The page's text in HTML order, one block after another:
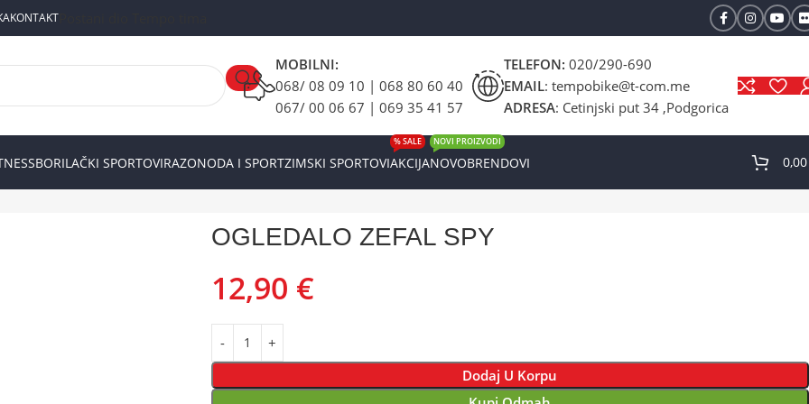
KONTAKT
MOBILNI:
068/ 08 09 10 | 068 80 60 40
067/ 00 06 67 | 069 35 41 57
TELEFON: 020/290-690
EMAIL: tempobike@t-com.me
ADRESA: Cetinjski put 34 ,Podgorica
BORILAČKI SPORTOVIRAZONODA I SPORTZIMSKI SPORTOVIAKCIJA
% SALE
NOVO
NOVI PROIZVODI
BRENDOVI
OGLEDALO ZEFAL SPY
12,90 €
Dodaj U Korpu